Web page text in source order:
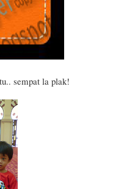
sempat la plak!